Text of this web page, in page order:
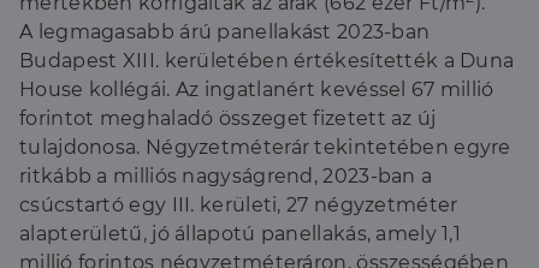
A legmagasabb árú panellakást 2023-ban
Budapest XIII. kerületében értékesítették a Duna
House kollégái. Az ingatlanért kevéssel 67 millió
forintot meghaladó összeget fizetett az új
tulajdonosa. Négyzetméterár tekintetében egyre
ritkább a milliós nagyságrend, 2023-ban a
csúcstartó egy III. kerületi, 27 négyzetméter
alapterületű, jó állapotú panellakás, amely 1,1
millió forintos négyzetméteráron, összességében